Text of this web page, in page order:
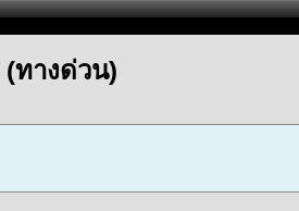
ทางด่วน)